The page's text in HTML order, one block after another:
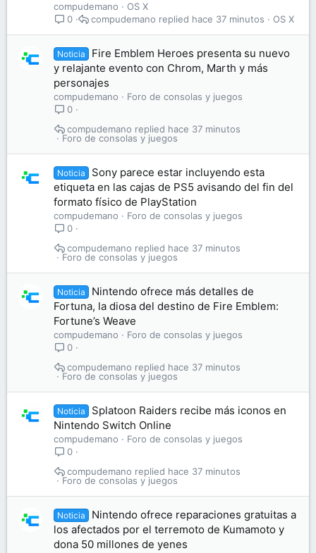
compudemano
OS X
0
OS X
hace 37 minutos
compudemano
Noticia
Fire Emblem Heroes presenta su nuevo
y relajante evento con Chrom, Marth y más
personajes
compudemano
Foro de consolas y juegos
0
Foro de consolas y juegos
hace 37 minutos
compudemano
Noticia
Sony parece estar incluyendo esta
etiqueta en las cajas de PS5 avisando del fin del
formato físico de PlayStation
compudemano
Foro de consolas y juegos
0
Foro de consolas y juegos
hace 37 minutos
compudemano
Noticia
Nintendo ofrece más detalles de
Fortuna, la diosa del destino de Fire Emblem:
Fortune’s Weave
compudemano
Foro de consolas y juegos
0
Foro de consolas y juegos
hace 37 minutos
compudemano
Noticia
Splatoon Raiders recibe más iconos en
Nintendo Switch Online
compudemano
Foro de consolas y juegos
0
Foro de consolas y juegos
hace 37 minutos
compudemano
Noticia
Nintendo ofrece reparaciones gratuitas a
los afectados por el terremoto de Kumamoto y
dona 50 millones de yenes